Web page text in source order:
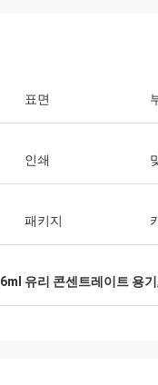
표면
인쇄
패키지
6ml 유리 콘센트레이트 용기 ,